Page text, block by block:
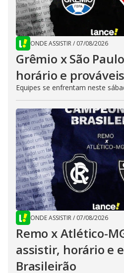
ONDE ASSISTIR/ 07/08/2026
Grêmio x São
horário e
Equipes se enfrentam neste
ONDE ASSISTIR/ 07/08/2026
Remo x Atlético-
assistir, horário e
Brasileirão